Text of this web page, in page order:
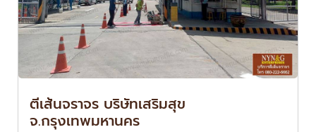
ตีเส้นจราจร บริษัทเสริมสุข
จ.กรุงเทพมหานคร